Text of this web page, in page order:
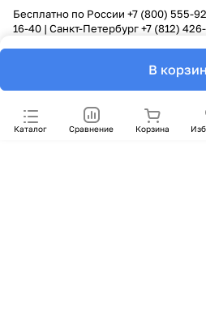
В
Каталог Сравнение Корзина
Бесплатно по России +7 (800) 555-
16-40 | Санкт-Петербург+7 (812)